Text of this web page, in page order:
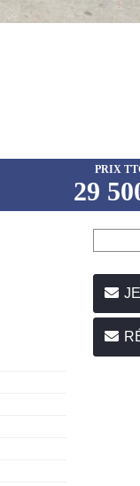
PRIX
29